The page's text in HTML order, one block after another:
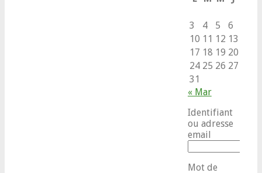
3
4 5 6
10 11 12 13
17 18 19 20
24 25 26 27
31
« Mar
Identifiant
ou adresse
email
Mot de